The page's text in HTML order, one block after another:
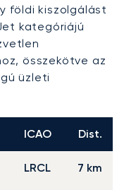
földi kiszolgálást
kategóriájú
összekötve az
üzleti
ICAO Dist.
LRCL 7 km